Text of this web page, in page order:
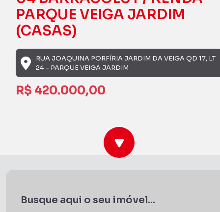
PARQUE VEIGA JARDIM
(CASAS)
RUA JOAQUINA PORFÍRIA JARDIM DA VEIGA QD 17, LT
24 - PARQUE VEIGA JARDIM
R$ 420.000,00
Busque aqui o seu imóvel...